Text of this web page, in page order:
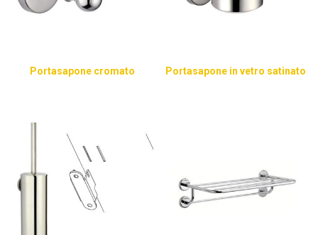
Portasapone cromato Portasapone in vetro satinato